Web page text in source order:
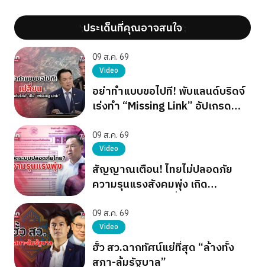
';ประเด็นที่คุณอาจสนใจ';
09 ส.ค. 69
Video
อย่าทำแบบขอไปที! พับแลนด์บริดจ์
เร่งทำ “Missing Link” อัปเกรด
09 ส.ค. 69
Video
สัญญาณเตือน! ไทยไม่ปลอดภัย
ความรุนแรงสังคมพุ่ง เกิด
09 ส.ค. 69
Video
ฮั้ว สว.ฉากทัศน์แย่ที่สุด “ล้างทั้ง
สภา-ล้มรัฐบาล”